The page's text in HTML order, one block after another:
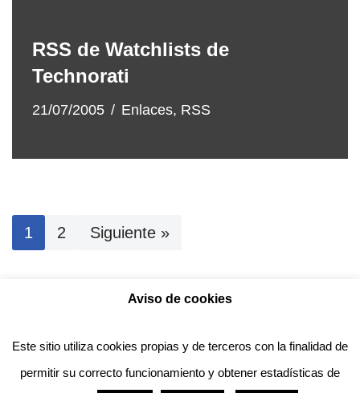
RSS de Watchlists de
Technorati
21/07/2005 Enlaces, RSS
1 2 Siguiente »
Política de Cookies
Anotado funciona gracias a
Aviso de cookies
Este sitio utiliza cookies propias y de terceros con la finalidad de
permitir su correcto funcionamiento y obtener estadísticas de